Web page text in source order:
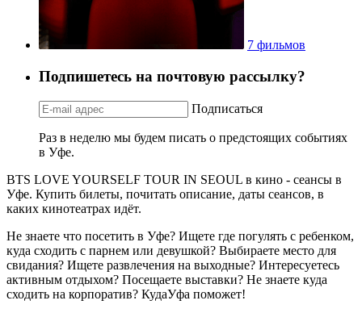
7 фильмов
Подпишетесь на почтовую рассылку?
Подписаться
Раз в неделю мы будем писать о предстоящих событиях
в Уфе.
BTS LOVE YOURSELF TOUR IN SEOUL в кино - сеансы в
Уфе. Купить билеты, почитать описание, даты сеансов, в
каких кинотеатрах идёт.
Не знаете что посетить в Уфе? Ищете где погулять с ребенком,
куда сходить с парнем или девушкой? Выбираете место для
свидания? Ищете развлечения на выходные? Интересуетесь
активным отдыхом? Посещаете выставки? Не знаете куда
сходить на корпоратив? КудаУфа поможет!